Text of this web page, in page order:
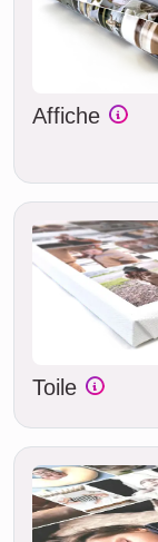
Affiche
Toile